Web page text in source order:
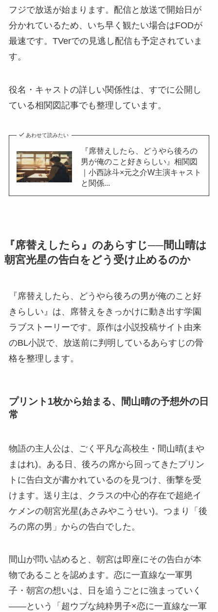
フジで放送が始まります。配信と放送で開始日が
分かれているため、いち早く観たい場合はFODが
最速です。TVerでの見逃し配信も予定されていま
す。
役名・キャストの詳しい関係性は、すでに公開し
ている相関図記事でも整理しています。
あわせて読みたい
『席替えしたら、どうやら後ろの
男が俺のこと好きらしい』相関図
｜小西詠斗×元之介W主演キャスト
と関係...
『席替えしたら』のあらすじ──間山晴は
朝宮光星の告白をどう受け止めるのか
『席替えしたら、どうやら後ろの男が俺のこと好
きらしい』は、席替えをきっかけに動き出す学園
ラブストーリーです。原作は小説投稿サイト由来
のBL小説で、放送前に判明しているあらすじの骨
格を整理します。
プリント1枚から始まる、間山晴の予想外の日
常
物語の主人公は、ごく平凡な高校生・間山晴(まや
まはれ)。ある日、後ろの席から回ってきたプリン
トに告白文が書かれているのを見つけ、衝撃を受
けます。送り主は、クラスの中心的存在で超絶イ
ケメンの朝宮光星(あさみやこうせい)。つまり「後
ろの席の男」からの告白でした。
間山が問い詰めると、朝宮は即座にその告白が本
物であることを認めます。恋に一直線な一軍男
子・朝宮の想いは、日を追うごとに強まっていく
——という「超ウブな純粋男子×恋に一直線な一軍